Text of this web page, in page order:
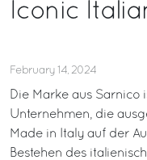
Iconic
February 14, 2024
Die Marke aus Sarnico
Unternehmen, die
Made in Italy auf der
Bestehen des